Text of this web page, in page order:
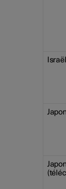
Israël